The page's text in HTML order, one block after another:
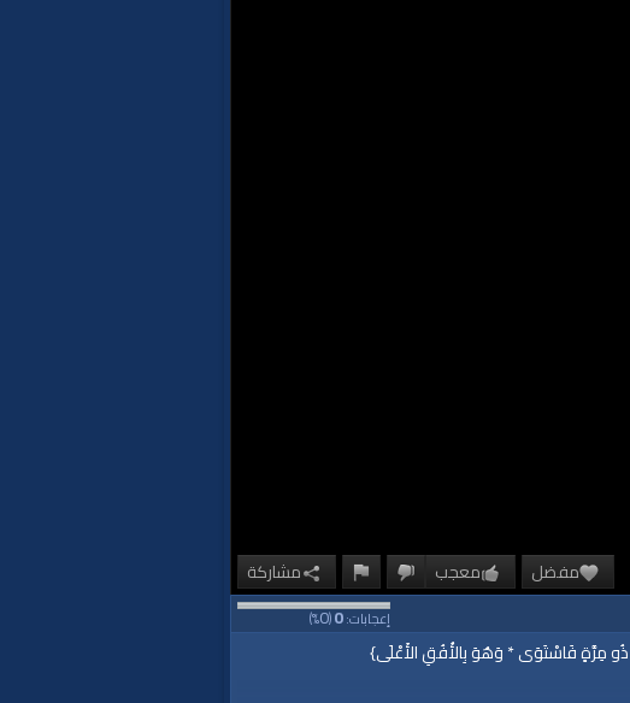
مفضل معجب مشاركة
إعجابات:0
(
0
%)
مِرَّةٍ فَاسْتَوَى * وَهُوَ بِالأُفُقِ الأَعْلَى}